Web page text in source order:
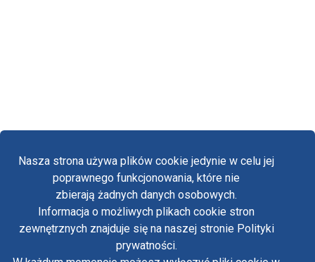
Nasza strona używa plików cookie jedynie w celu jej
poprawnego funkcjonowania, które nie
zbierają żadnych danych osobowych.
Informacja o możliwych plikach cookie stron
zewnętrznych znajduje się na naszej stronie Polityki
prywatności.